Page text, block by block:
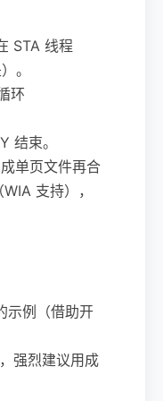
STA 线程
。
环
结束。
单页文件再合
支持），
示例（借助开
强烈建议用成